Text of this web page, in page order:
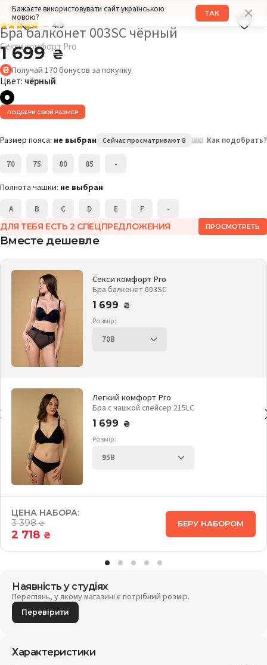
Бажаєте використовувати сайт українською
мовою?
ТАК
РАЗМЕР: 70С ОБХВАТ ГРУДИ: 86СМ
4.9
Бра балконет 003SC чёрный
Секси комфорт Pro
1 699₴
Получай 170бонусов за покупку
Цвет: чёрный
ПОДБЕРИ СВОЙ РАЗМЕР
Размер пояса: не выбран Сейчас просматривают 8 Как подобрать?
70 75 80 85 -
Полнота чашки: не выбран
A B C D E F -
ДЛЯ ТЕБЯ ЕСТЬ 2 СПЕЦПРЕДЛОЖЕНИЯ ПРОСМОТРЕТЬ
Вместе дешевле
Секси комфорт Pro
Бра балконет 003SC
1 699
₴
Розмір:
Легкий комфорт Pro
Бра с чашкой спейсер 215LC
1 699
₴
Розмір:
ЦЕНА НАБОРА:
3 398₴
2 718 ₴
БЕРУ НАБОРОМ
Наявність у студіях
Переглянь, у якому магазині є потрібний розмір.
Перевірити
Характеристики